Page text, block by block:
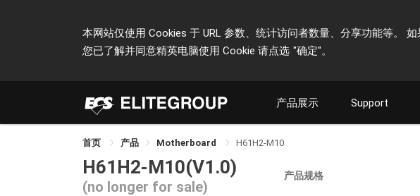
本网站仅使用 Cookies 于 URL 参数、统计访问者数量、分享功能等。
您已了解并同意精英电脑使用 Cookie 请点选 "确定"。
产品展示 Support
首页 产品 Motherboard H61H2-M10
H61H2-M10(V1.0)
(no longer for sale)
产品规格